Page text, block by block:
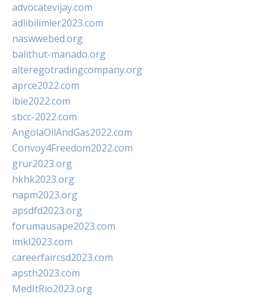
advocatevijay.com
adlibilimler2023.com
naswwebed.org
balithut-manado.org
alteregotradingcompany.org
aprce2022.com
ibie2022.com
sbcc-2022.com
AngolaOilAndGas2022.com
Convoy4Freedom2022.com
grur2023.org
hkhk2023.org
napm2023.org
apsdfd2023.org
forumausape2023.com
imkl2023.com
careerfaircsd2023.com
apsth2023.com
MedItRio2023.org